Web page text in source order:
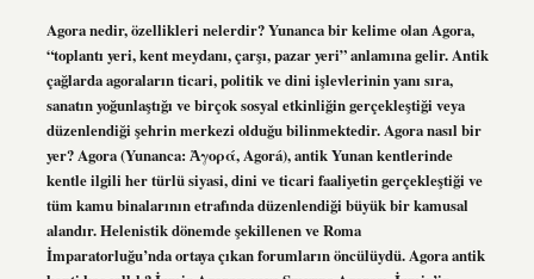
Agora nedir, özellikleri nelerdir? Yunanca bir kelime olan Agora,
“toplantı yeri, kent meydanı, çarşı, pazar yeri” anlamına gelir. Antik
çağlarda agoraların ticari, politik ve dini işlevlerinin yanı sıra,
sanatın yoğunlaştığı ve birçok sosyal etkinliğin gerçekleştiği veya
düzenlendiği şehrin merkezi olduğu bilinmektedir. Agora nasıl bir
yer? Agora (Yunanca: Ἀγορά, Agorá), antik Yunan kentlerinde
kentle ilgili her türlü siyasi, dini ve ticari faaliyetin gerçekleştiği ve
tüm kamu binalarının etrafında düzenlendiği büyük bir kamusal
alandır. Helenistik dönemde şekillenen ve Roma
İmparatorluğu’nda ortaya çıkan forumların öncülüydü. Agora antik